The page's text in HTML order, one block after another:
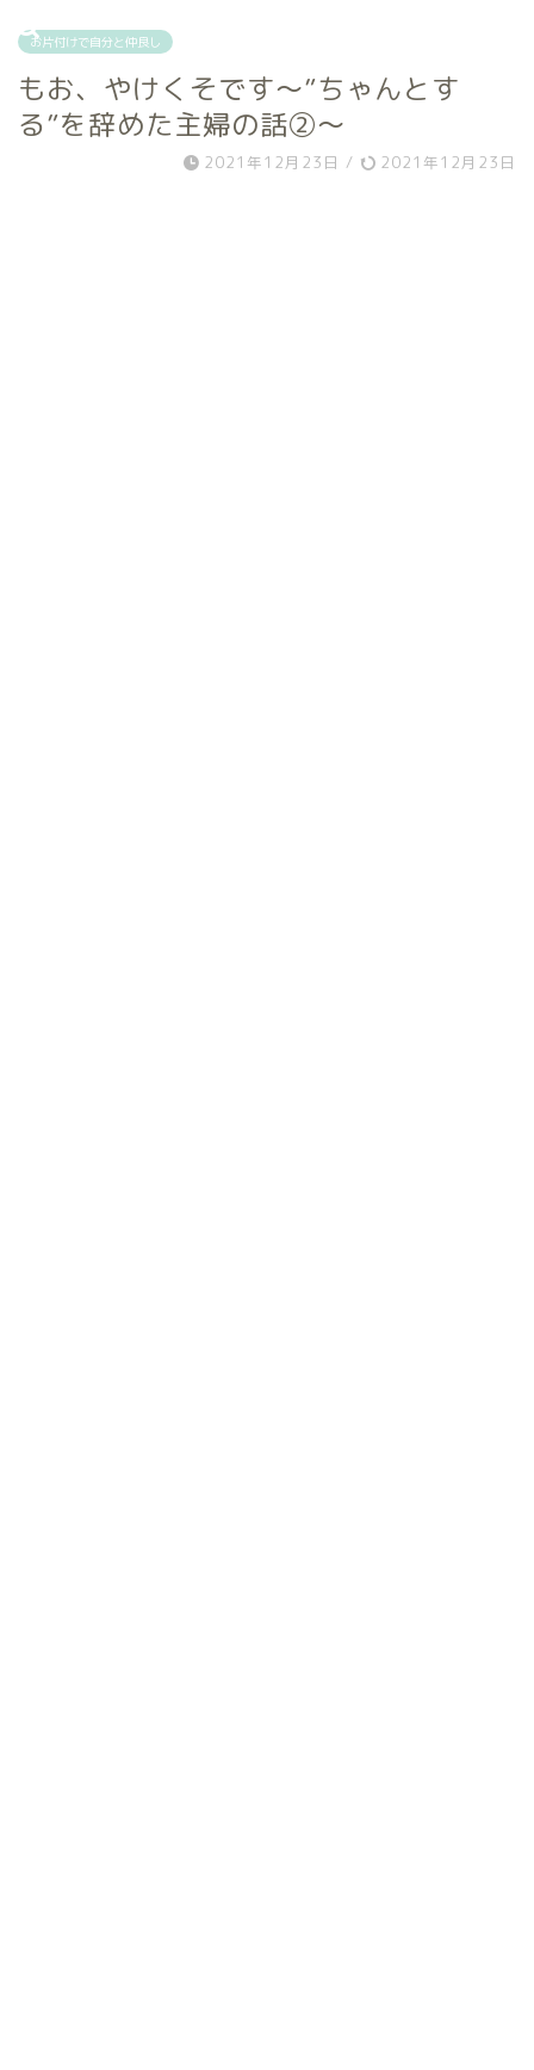
お片付けで自分と仲良し
もお、やけくそです～”ちゃんとす
る”を辞めた主婦の話②～
2021年12月23日 / 2021年12月23日